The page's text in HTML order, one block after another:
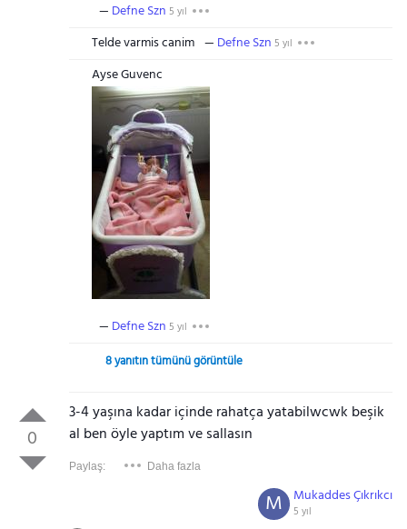
Defne Szn 5 yıl
Telde varmis canim Defne Szn 5 yıl
Ayse Guvenc
Defne Szn 5 yıl
8 yanıtın tümünü görüntüle
0
3-4 yaşına kadar içinde rahatça yatabilwcwk beşik
al ben öyle yaptım ve sallasın
Paylaş: Daha fazla
Mukaddes Çıkrıkcı
5 yıl
M